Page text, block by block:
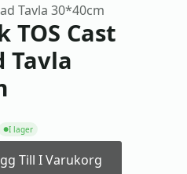
Tavla 30*40cm
TOS Cast
Tavla
●I lager
Till I Varukorg